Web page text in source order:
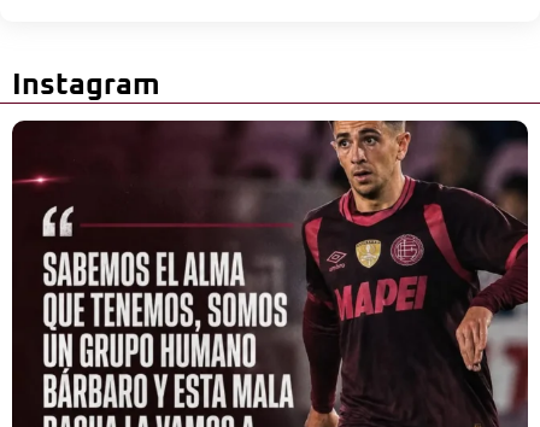
Instagram